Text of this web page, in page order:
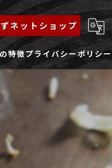
ネットショップ
特徴
んじゃ
チ
きそば
焼き
プライバシーポリシー